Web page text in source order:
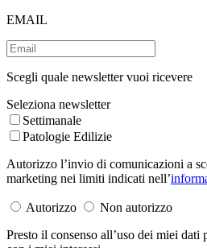
EMAIL
Scegli quale newsletter vuoi ricevere
Seleziona newsletter
Settimanale
Patologie Edilizie
Autorizzo l’invio di comunicazioni a
marketing nei limiti indicati nell’
Autorizzo
Non autorizzo
Presto il consenso all’uso dei miei dati